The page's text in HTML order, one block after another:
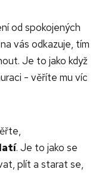
od spokojených
vás odkazuje, tím
Je to jako když
- věříte mu víc
. Je to jako se
plít a starat se,